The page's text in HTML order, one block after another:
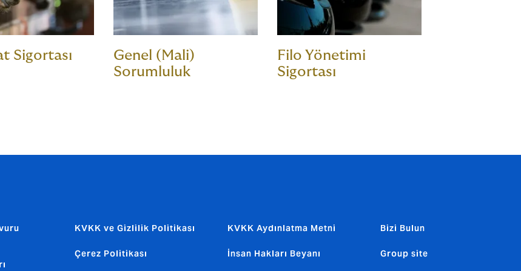
Sigortası
Genel (Mali)
Sorumluluk
Filo Yönetimi
Sigortası
KVKK ve Gizlilik Politikası
Çerez Politikası
KVKK Aydınlatma Metni
İnsan Hakları Beyanı
Bizi Bulun
Group site